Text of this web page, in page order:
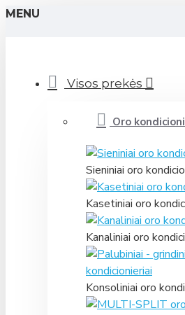
MENU
Visos prekės
Oro
Sieniniai oro
Kasetiniai oro
Kanaliniai oro
Konsoliniai oro